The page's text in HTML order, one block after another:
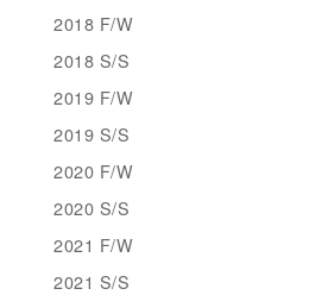
2018 F/W
2018 S/S
2019 F/W
2019 S/S
2020 F/W
2020 S/S
2021 F/W
2021 S/S